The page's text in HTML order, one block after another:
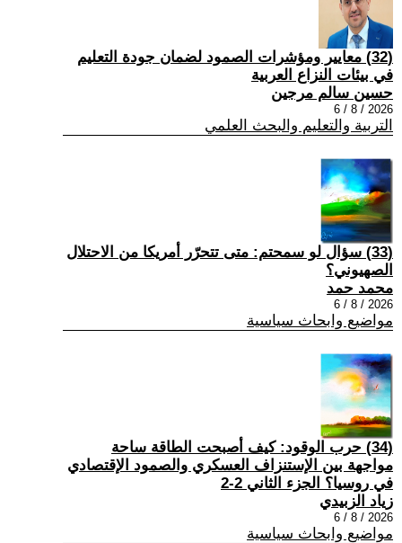
(32) معايير ومؤشرات الصمود لضمان جودة التعليم
في بيئات النزاع العربية
حسين سالم مرجين
2026 / 8 / 6
التربية والتعليم والبحث العلمي
(33) سؤال لو سمحتم: متى تتحرّر أمريكا من الاحتلال
الصهيوني؟
محمد حمد
2026 / 8 / 6
مواضيع وابحاث سياسية
(34) حرب الوقود: كيف أصبحت الطاقة ساحة
مواجهة بين الإستنزاف العسكري والصمود الإقتصادي
في روسيا؟ الجزء الثاني 2-2
زياد الزبيدي
2026 / 8 / 6
مواضيع وابحاث سياسية